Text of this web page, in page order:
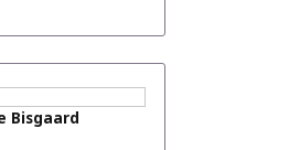
Bisgaard